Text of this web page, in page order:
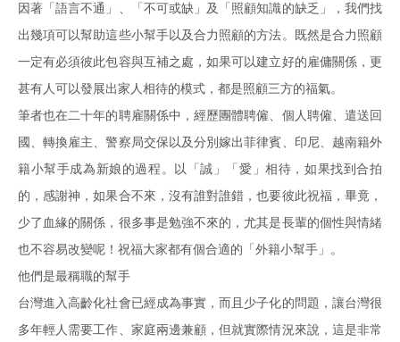
因著「語言不通」、「不可或缺」及「照顧知識的缺乏」，我們找
出幾項可以幫助這些小幫手以及合力照顧的方法。既然是合力照顧
一定有必須彼此包容與互補之處，如果可以建立好的雇傭關係，更
甚有人可以發展出家人相待的模式，都是照顧三方的福氣。
筆者也在二十年的聘雇關係中，經歷團體聘僱、個人聘僱、遣送回
國、轉換雇主、警察局交保以及分別嫁出菲律賓、印尼、越南籍外
籍小幫手成為新娘的過程。以「誠」「愛」相待，如果找到合拍
的，感謝神，如果合不來，沒有誰對誰錯，也要彼此祝福，畢竟，
少了血緣的關係，很多事是勉強不來的，尤其是長輩的個性與情緒
也不容易改變呢！祝福大家都有個合適的「外籍小幫手」。
他們是最稱職的幫手
台灣進入高齡化社會已經成為事實，而且少子化的問題，讓台灣很
多年輕人需要工作、家庭兩邊兼顧，但就實際情況來說，這是非常